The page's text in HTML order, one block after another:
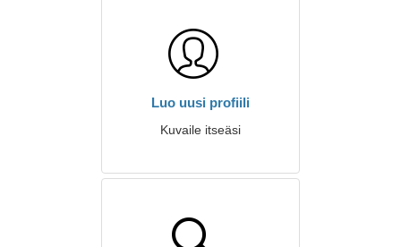
Luo uusi profiili
Kuvaile itseäsi